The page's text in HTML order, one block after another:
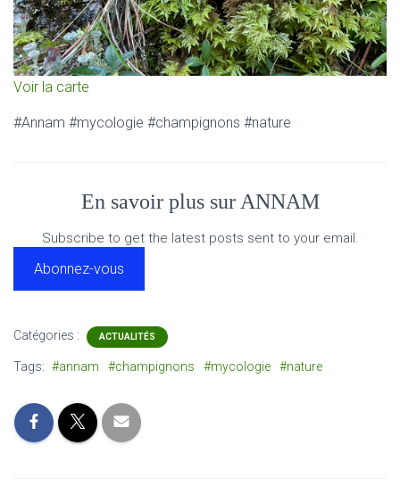
Voir la carte
#Annam #mycologie #champignons #nature
En savoir plus sur ANNAM
Subscribe to get the latest posts sent to your email.
Abonnez-vous
Catégories : ACTUALITÉS
Tags: #annam #champignons #mycologie #nature